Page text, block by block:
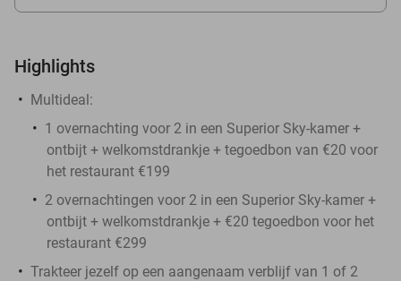
Highlights
Multideal:
1 overnachting voor 2 in een Superior Sky-kamer +
ontbijt + welkomstdrankje + tegoedbon van €20 voor
het restaurant €199
2 overnachtingen voor 2 in een Superior Sky-kamer +
ontbijt + welkomstdrankje + €20 tegoedbon voor het
restaurant €299
Trakteer jezelf op een aangenaam verblijf van 1 of 2